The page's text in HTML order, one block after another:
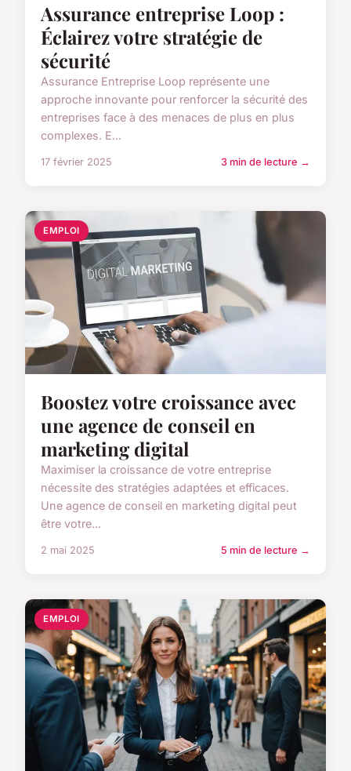
Assurance entreprise Loop :
Éclairez votre stratégie de
sécurité
Assurance Entreprise Loop représente une
approche innovante pour renforcer la sécurité des
entreprises face à des menaces de plus en plus
complexes. E...
17 février 2025 3 min de lecture →
EMPLOI
Boostez votre croissance avec
une agence de conseil en
marketing digital
Maximiser la croissance de votre entreprise
nécessite des stratégies adaptées et efficaces.
Une agence de conseil en marketing digital peut
être votre...
2 mai 2025 5 min de lecture →
EMPLOI